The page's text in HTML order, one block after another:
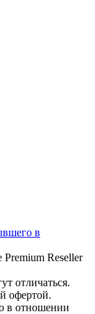
в
Reseller
отличаться.
офертой.
в отношении